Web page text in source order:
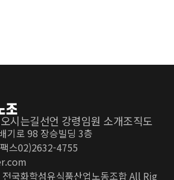
오시는길선언 강령임원 소개조직도
기로 98 장승빌딩 3층
팩스02)2632-4755
국화학섬유식품산업노동조합 All Rig